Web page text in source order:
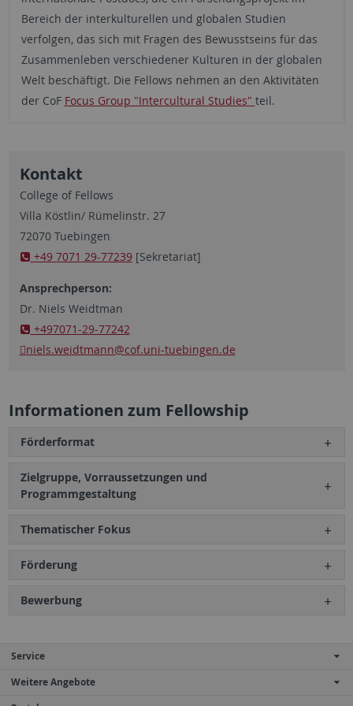
Bereich der interkulturellen und globalen Studien
verfolgen, das sich mit Fragen des Bewusstseins für das
Zusammenleben verschiedener Kulturen in der globalen
Welt beschäftigt. Die Fellows nehmen an den Aktivitäten
der CoF Focus Group "Intercultural Studies" teil.
Kontakt
College of Fellows
Villa Köstlin/ Rümelinstr. 27
72070 Tuebingen
+49 7071 29-77239[Sekretariat]
Ansprechperson:
Dr. Niels Weidtman
+497071-29-77242
niels.weidtmann@cof.uni-tuebingen.de
Informationen zum Fellowship
Förderformat
Zielgruppe, Vorraussetzungen und
Programmgestaltung
Thematischer Fokus
Förderung
Bewerbung
Service
Weitere Angebote